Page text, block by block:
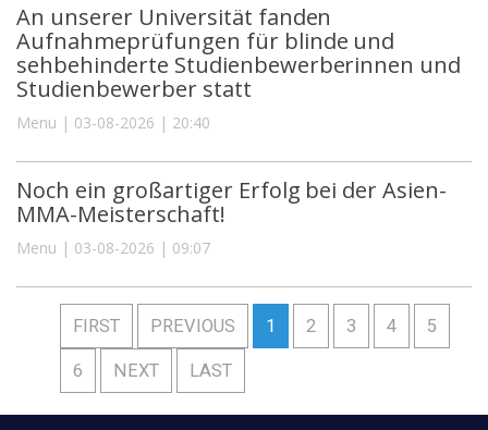
An unserer Universität fanden
Aufnahmeprüfungen für blinde und
sehbehinderte Studienbewerberinnen und
Studienbewerber statt
Menu | 03-08-2026 | 20:40
Noch ein großartiger Erfolg bei der Asien-
MMA-Meisterschaft!
Menu | 03-08-2026 | 09:07
FIRST PREVIOUS 1 2 3 4 5
6 NEXT LAST